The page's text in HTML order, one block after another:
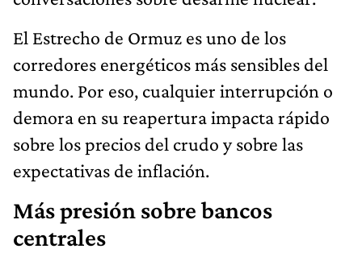
El Estrecho de Ormuz es uno de los
corredores energéticos más sensibles del
mundo. Por eso, cualquier interrupción o
demora en su reapertura impacta rápido
sobre los precios del crudo y sobre las
expectativas de inflación.
Más presión sobre bancos
centrales